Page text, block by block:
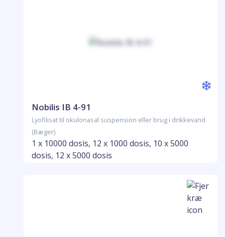
Nobilis IB 4-91
Lyofilisat til okulonasal suspension eller brug i drikkevand
(Bæger)
1 x 10000 dosis, 12 x 1000 dosis, 10 x 5000
dosis, 12 x 5000 dosis